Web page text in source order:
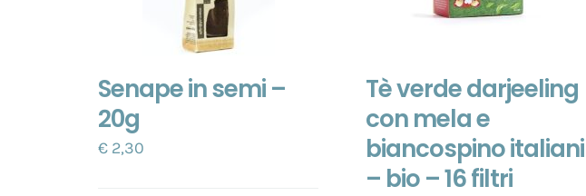
Senape in semi –
20g
€ 2,30
Tè verde darjeeling
con mela e
biancospino italiani
– bio – 16 filtri